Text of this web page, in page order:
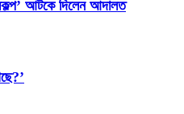
আটকে দিলেন আদালত